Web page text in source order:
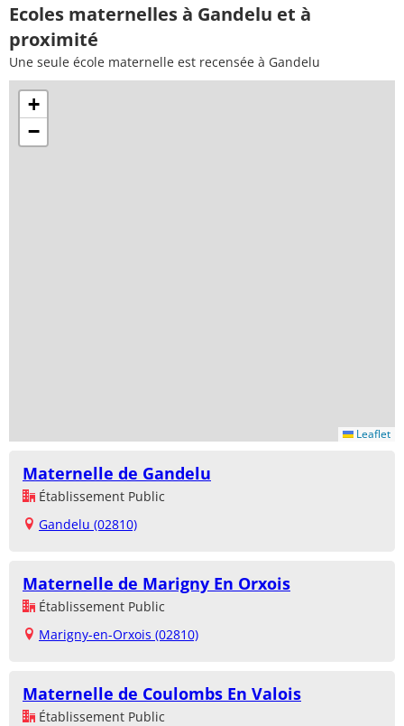
Ecoles maternelles à Gandelu et à
proximité
Une seule école maternelle est recensée à Gandelu
+
−
Leaflet
Maternelle de Gandelu
Établissement Public
Gandelu (02810)
Maternelle de Marigny En Orxois
Établissement Public
Marigny-en-Orxois (02810)
Maternelle de Coulombs En Valois
Établissement Public